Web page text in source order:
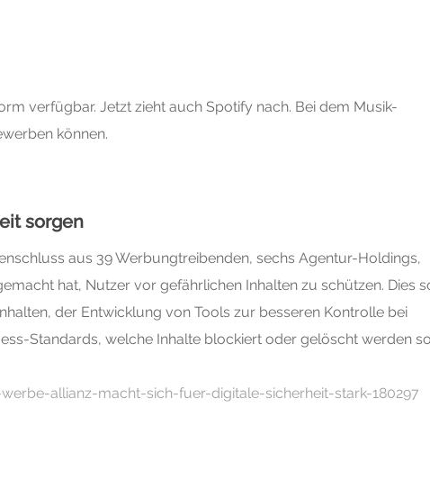
verfügbar. Jetzt zieht auch Spotify nach. Bei dem Musik-
können.
sorgen
aus 39 Werbungtreibenden, sechs Agentur-Holdings,
hat, Nutzer vor gefährlichen Inhalten zu schützen. Dies
der Entwicklung von Tools zur besseren Kontrolle bei
Standards, welche Inhalte blockiert oder gelöscht werden
allianz-macht-sich-fuer-digitale-sicherheit-stark-180297